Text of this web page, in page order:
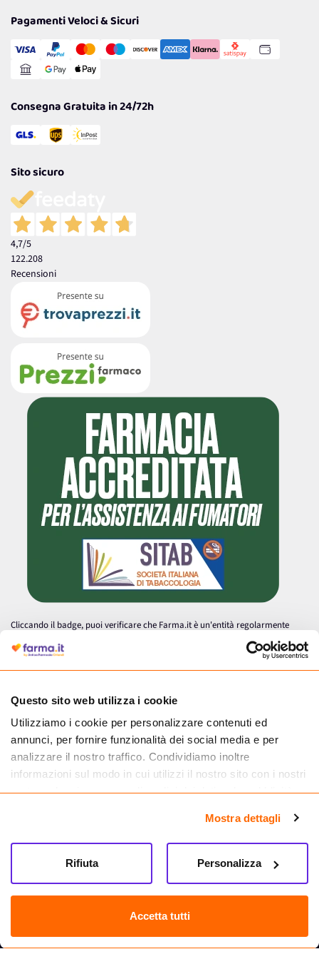
Questo sito web utilizza i cookie
Utilizziamo i cookie per personalizzare contenuti ed
annunci, per fornire funzionalità dei social media e per
analizzare il nostro traffico. Condividiamo inoltre
informazioni sul modo in cui utilizzi il nostro sito con i nostri
partner che si occupano di analisi dei dati web, pubblicità e
informazioni che hai fornito loro o che hanno raccolto dal
tuo utilizzo dei loro servizi.
Mostra dettagli
Accetta tutti
Personalizza
Rifiuta
Cookie Policy
Gestisci Cookie
Reso Facile e Veloce
Pagamenti Veloci & Sicuri
Consegna Gratuita in 24/72h
Sito sicuro
4,7/5
122.208
Recensioni
Cliccando il badge, puoi verificare che Farma.it è un'entità regolarmente
autorizzata dal Ministero della Salute a effettuare la vendita online di
medicinali.
Farma.it S.a.s. P. IVA 07417261216 REA: NA-884088
CREDITS
Sede legale Via delle Repubbliche Marinare 128, 80147 Napoli